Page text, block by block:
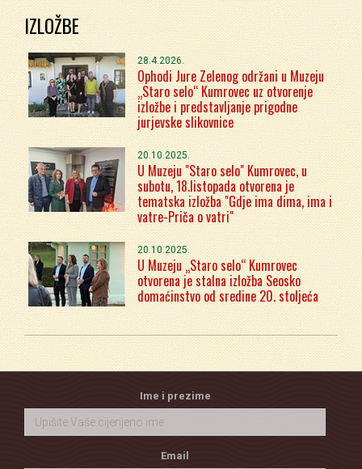
IZLOŽBE
28.4.2026.
Ophodi Jure Zelenog održani u Muzeju
„Staro selo“ Kumrovec uz otvorenje
izložbe i predstavljanje prigodne
jurjevske slikovnice
20.10.2025.
U Muzeju "Staro selo" Kumrovec, u
subotu, 18.listopada otvorena je
tematska izložba "Gdje ima dima, ima i
vatre-Priča o vatri"
20.10.2025.
U Muzeju „Staro selo“ Kumrovec
otvorena je stalna izložba Seosko
domaćinstvo od sredine 20. stoljeća
Ime i prezime
Email